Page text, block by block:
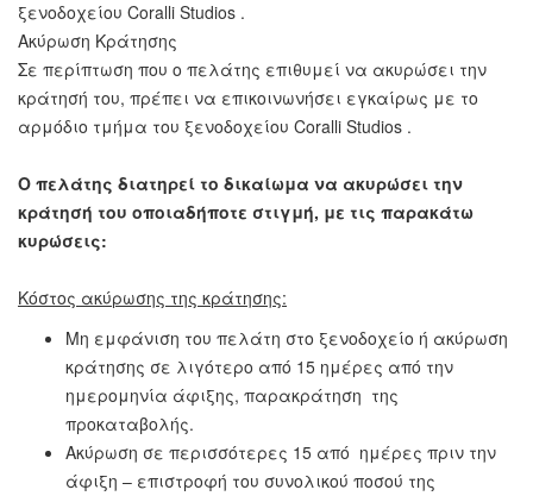
ξενοδοχείου Coralli Studios .
Ακύρωση Κράτησης
Σε περίπτωση που ο πελάτης επιθυμεί να ακυρώσει την
κράτησή του, πρέπει να επικοινωνήσει εγκαίρως με το
αρμόδιο τμήμα του ξενοδοχείου Coralli Studios .
Ο πελάτης διατηρεί το δικαίωμα να ακυρώσει την
κράτησή του οποιαδήποτε στιγμή, με τις παρακάτω
κυρώσεις:
Κόστος ακύρωσης της κράτησης:
Μη εμφάνιση του πελάτη στο ξενοδοχείο ή ακύρωση
κράτησης σε λιγότερο από 15 ημέρες από την
ημερομηνία άφιξης, παρακράτηση της
προκαταβολής.
Ακύρωση σε περισσότερες 15 από ημέρες πριν την
άφιξη – επιστροφή του συνολικού ποσού της